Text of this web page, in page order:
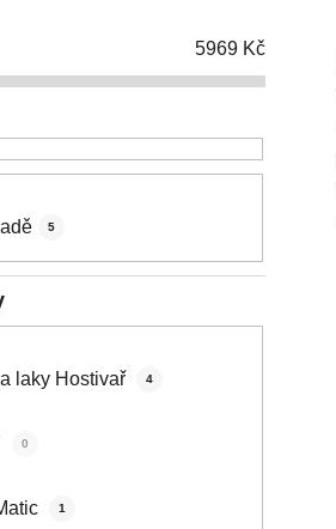
5969 Kč
5
laky Hostivař 4
0
1